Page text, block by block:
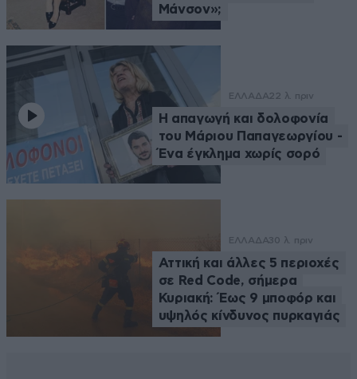
Μάνσον»;
ΕΛΛΑΔΑ22 λ. πριν
Η απαγωγή και δολοφονία
του Μάριου Παπαγεωργίου -
Ένα έγκλημα χωρίς σορό
ΕΛΛΑΔΑ30 λ. πριν
Αττική και άλλες 5 περιοχές
σε Red Code, σήμερα
Κυριακή: Έως 9 μποφόρ και
υψηλός κίνδυνος πυρκαγιάς